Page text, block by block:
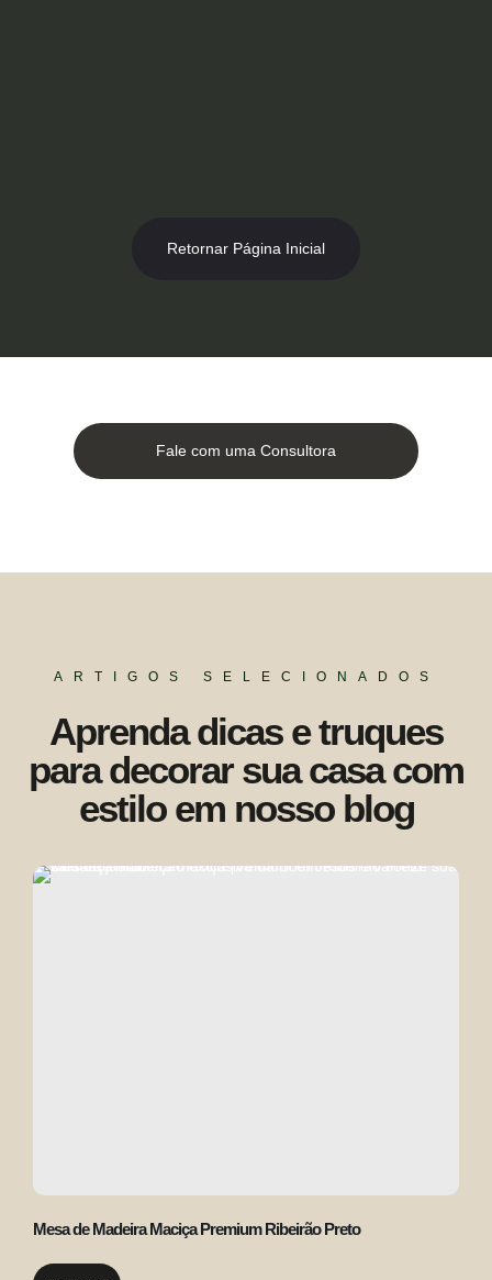
Retornar Página Inicial
Fale com uma Consultora
ARTIGOS SELECIONADOS
Aprenda dicas e truques
para decorar sua casa com
estilo em nosso blog
Mesa de Madeira Maciça Premium Ribeirão Preto